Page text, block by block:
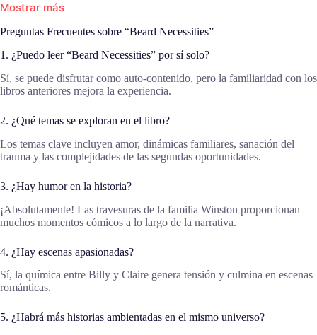
Mostrar más
Preguntas Frecuentes sobre “Beard Necessities”
1. ¿Puedo leer “Beard Necessities” por sí solo?
Sí, se puede disfrutar como auto-contenido, pero la familiaridad con los
libros anteriores mejora la experiencia.
2. ¿Qué temas se exploran en el libro?
Los temas clave incluyen amor, dinámicas familiares, sanación del
trauma y las complejidades de las segundas oportunidades.
3. ¿Hay humor en la historia?
¡Absolutamente! Las travesuras de la familia Winston proporcionan
muchos momentos cómicos a lo largo de la narrativa.
4. ¿Hay escenas apasionadas?
Sí, la química entre Billy y Claire genera tensión y culmina en escenas
románticas.
5. ¿Habrá más historias ambientadas en el mismo universo?